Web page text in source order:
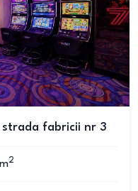
strada fabricii nr 3
m2